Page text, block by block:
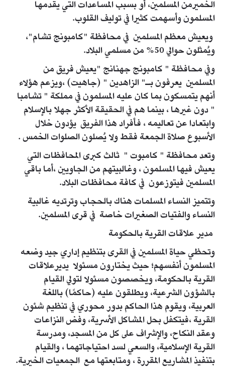
الخميرمن المسلمين، أو بسبب المساعدات التي يقدمها
المسلمون وأسهمت كثيرا في توليف القلوب.
ويعيش معظم المسلمين في محافظة "كامبونج تشام"،
ويُمثلون حوالي 50% من مسلمي البلاد.
وفي محافظة " كامبونج جهنانج "يعيش فريق من
المسلمين يعرفون بـ" الزاهدين " (جاهيت) ،ويزعم هؤلاء
أنهم يتمسكون بما كان عليه المسلمون في مملكة " تشامبا
" دون غيرها ، بينما هم في الحقيقة الأكثر جهلا بالإسلام
وابتعادا عن تعاليمه ، فأفراد هذا الفريق يؤدون خلال
الأسبوع صلاة الجمعة فقط ولا يُصلون الصلوات الخمس .
وتعد محافظة " كامبوت " ثالث كبرى المحافظات التي
يعيش فيها المسلمون ، وغالبيتهم من الجاويين ،أما باقي
المسلمين فيتوزعون في كافة محافظات البلاد.
وتتميز النساء المسلمات هناك بالحجاب وترتديه غالبية
النساء والفتيات الصغيرات خاصة في قرى المسلمين.
مدير علاقات القرية بالحكومة
وتحظي حياة المسلمين في القرى بتنظيم إداري جيد وضعه
المسلمون أنفسهم؛ حيث يختارون مسئولا يديرعلاقات
القرية بالحكومة، ويخصصون مسئولا لتولي القيام
بالشؤون الشرعية، ويطلقون عليه (حاكمًا) باللغة
العربية، ويقوم هذا الحاكم بدور محوري في تنظيم شئون
القرية ،فيتكفل بحل المشاكل الأسرية، وفض النزاعات
وعقد النكاح، والإشراف على كل من المسجد، ومدرسة
القرية الإسلامية، والسعي لسد احتياجاتهما ، والقيام
بتنفيذ المشاريع المقررة ، ومتابعتها مع الجمعيات الخيرية.